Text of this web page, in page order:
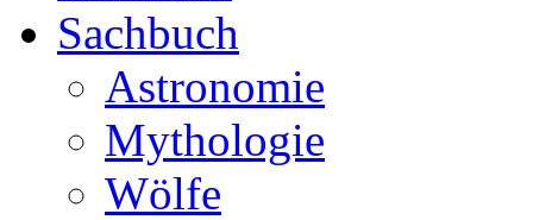
Sachbuch
Astronomie
Mythologie
Wölfe